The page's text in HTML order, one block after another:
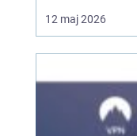
Familjefester,
första steg, resor
som sakta bryts
Samtidigt
fungerande
12 maj 2026